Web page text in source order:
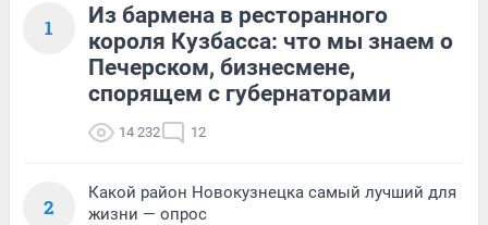
1
Из бармена в ресторанного
короля Кузбасса: что мы знаем о
Печерском, бизнесмене,
спорящем с губернаторами
14 232 12
2
Какой район Новокузнецка самый лучший для
жизни — опрос